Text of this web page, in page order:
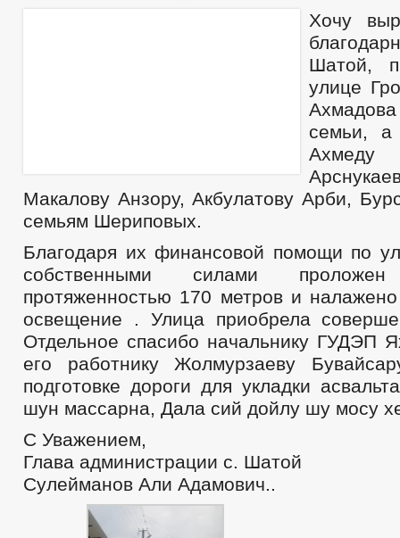
Хочу
Шатой,
улице
семьи, а
Макалову Анзору, Акбулатову Арби,
семьям Шериповых.
Благодаря их финансовой помощи по
собственными силами
протяженностью 170 метров и
освещение . Улица приобрела
Отдельное спасибо начальнику ГУДЭП
его работнику Жолмурзаеву
подготовке дороги для укладки
шун массарна, Дала сий дойлу шу мосу
С Уважением,
Глава администрации с. Шатой
Сулейманов Али Адамович..